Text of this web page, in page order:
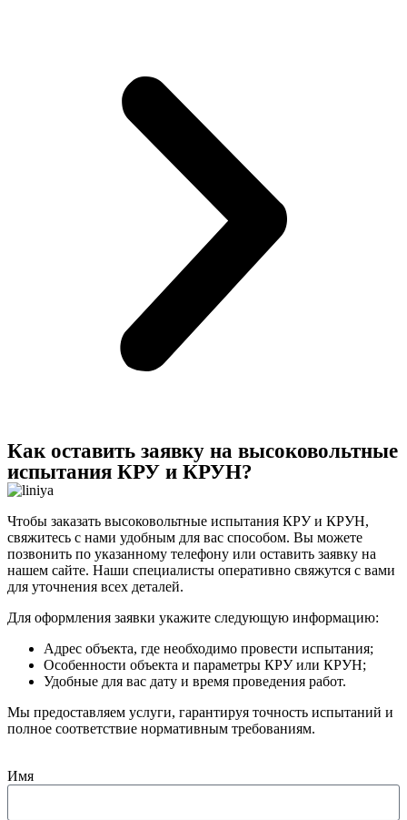
Как оставить заявку на высоковольтные
испытания КРУ и КРУН?
Чтобы заказать высоковольтные испытания КРУ и КРУН,
свяжитесь с нами удобным для вас способом. Вы можете
позвонить по указанному телефону или оставить заявку на
нашем сайте. Наши специалисты оперативно свяжутся с вами
для уточнения всех деталей.
Для оформления заявки укажите следующую информацию:
Адрес объекта, где необходимо провести испытания;
Особенности объекта и параметры КРУ или КРУН;
Удобные для вас дату и время проведения работ.
Мы предоставляем услуги, гарантируя точность испытаний и
полное соответствие нормативным требованиям.
Имя